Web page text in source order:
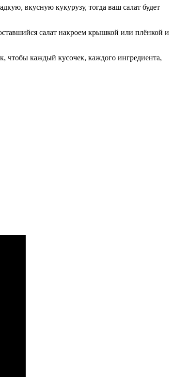
вкусную кукурузу, тогда ваш салат будет
салат накроем крышкой или плёнкой и
чтобы каждый кусочек, каждого ингредиента,